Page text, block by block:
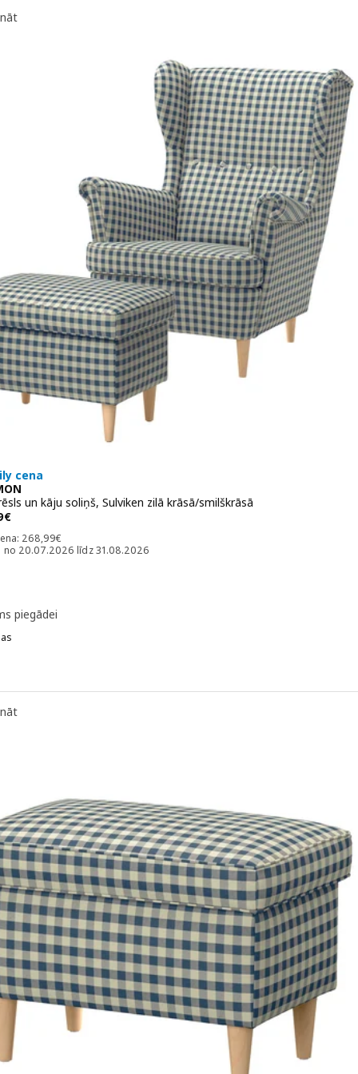
Atpūtas krēsla pārvalks, Stigsbo daudzkrāsains/melnā
cena
un kāju soliņš, Sulviken zilā krāsā/smilškrāsā
€
268,99€
Standarta cena: 268,99€
no 20.07.2026 līdz 31.08.2026
piegādei
Atpūtas krēsls un kāju soliņš, Tommaboda
Atpūtas krēsls un kāju soliņš, Tibbleby dzeltenā krāsā